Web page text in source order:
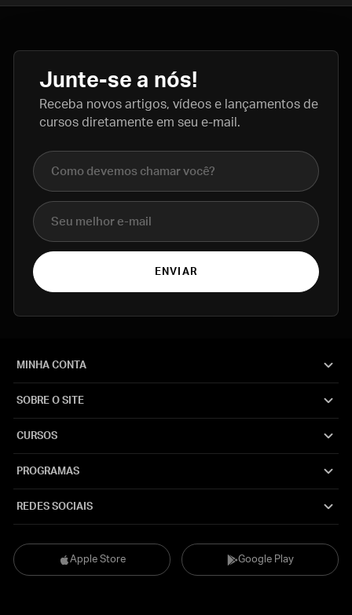
Junte-se a nós!
Receba novos artigos, vídeos e lançamentos de
cursos diretamente em seu e-mail.
Nome completo
E-mail
ENVIAR
Apple Store Google Play
MINHA CONTA
SOBRE O SITE
CURSOS
PROGRAMAS
REDES SOCIAIS